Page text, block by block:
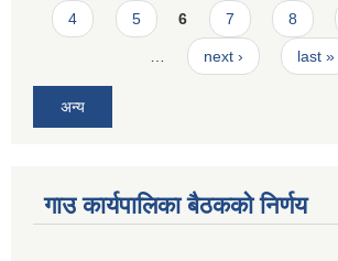
4 5 6 7 8
next › last »
अन्य
गाउ कार्यपालिका बैठकको निर्णय